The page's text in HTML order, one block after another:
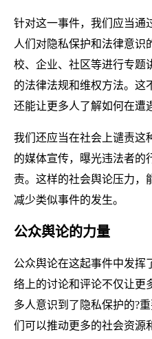
针对这一事件，我们应当通
人们对隐私保护和法律意识
校、企业、社区等进行专题
的法律法规和维权方法。这
还能让更多人了解如何在遭
我们还应当在社会上谴责这
的媒体宣传，曝光违法者的
责。这样的社会舆论压力，
减少类似事件的发生。
公众舆论的力量
公众舆论在这起事件中发挥
络上的讨论和评论不仅让更
多人意识到了隐私保护的?
们可以推动更多的社会资源